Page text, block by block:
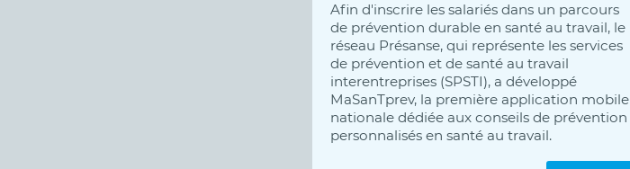
Afin d'inscrire les salariés dans un parcours
de prévention durable en santé au travail, le
réseau Présanse, qui représente les services
de prévention et de santé au travail
interentreprises (SPSTI), a développé
MaSanTprev, la première application mobile
nationale dédiée aux conseils de prévention
personnalisés en santé au travail.